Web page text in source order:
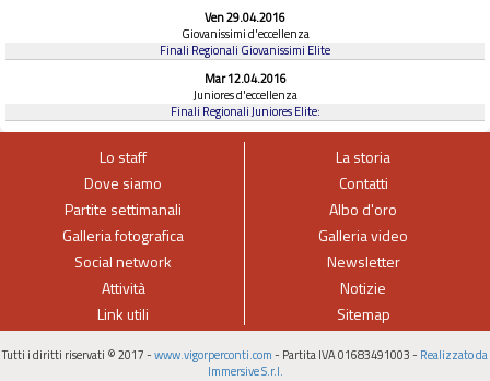
Ven 29.04.2016
Giovanissimi d'eccellenza
Finali Regionali Giovanissimi Elite
Mar 12.04.2016
Juniores d'eccellenza
Finali Regionali Juniores Elite:
Lo staff
La storia
Dove siamo
Contatti
Partite settimanali
Albo d'oro
Galleria fotografica
Galleria video
Social network
Newsletter
Attività
Notizie
Link utili
Sitemap
Tutti i diritti riservati © 2017 -www.vigorperconti.com- Partita IVA 01683491003 - Realizzato da
Immersive S.r.l.